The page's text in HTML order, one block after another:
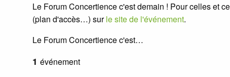
Le Forum Concertience c'est demain ! Pour celles et
(plan d'accès…) surle site de l'événement.
Le Forum Concertience c'est…
1 événement